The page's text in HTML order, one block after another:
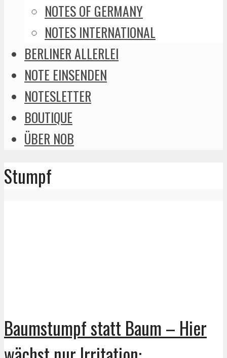
NOTES OF GERMANY
NOTES INTERNATIONAL
BERLINER ALLERLEI
NOTE EINSENDEN
NOTESLETTER
BOUTIQUE
ÜBER NOB
Stumpf
Baumstumpf statt Baum – Hier